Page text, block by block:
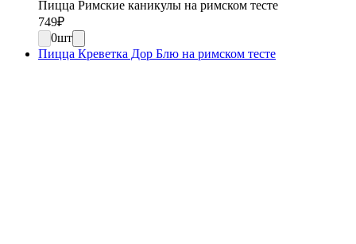
Пицца Римские каникулы на римском тесте
749₽
0шт
Пицца Креветка Дор Блю на римском тесте